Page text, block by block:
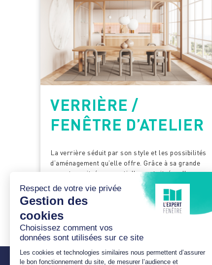
VERRIÈRE /
FENÊTRE D’ATELIER
La verrière séduit par son style et les possibilités
d’aménagement qu’elle offre. Grâce à sa grande
ouverture vitrée ou partiellement vitrée, elle
apporte de la lumière et matérialise les espaces.